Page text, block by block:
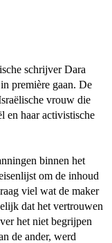
schrijver Dara
première gaan. De
vrouw die
en haar activistische
binnen het
om de inhoud
viel wat de maker
dat het vertrouwen
het niet begrijpen
de ander, werd